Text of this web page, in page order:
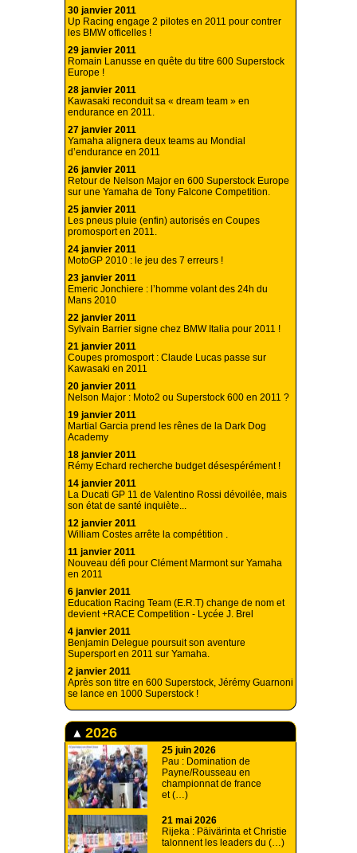
30 janvier 2011
Up Racing engage 2 pilotes en 2011 pour contrer
les BMW officelles !
29 janvier 2011
Romain Lanusse en quête du titre 600 Superstock
Europe !
28 janvier 2011
Kawasaki reconduit sa « dream team » en
endurance en 2011.
27 janvier 2011
Yamaha alignera deux teams au Mondial
d’endurance en 2011
26 janvier 2011
Retour de Nelson Major en 600 Superstock Europe
sur une Yamaha de Tony Falcone Competition.
25 janvier 2011
Les pneus pluie (enfin) autorisés en Coupes
promosport en 2011.
24 janvier 2011
MotoGP 2010 : le jeu des 7 erreurs !
23 janvier 2011
Emeric Jonchiere : l’homme volant des 24h du
Mans 2010
22 janvier 2011
Sylvain Barrier signe chez BMW Italia pour 2011 !
21 janvier 2011
Coupes promosport : Claude Lucas passe sur
Kawasaki en 2011
20 janvier 2011
Nelson Major : Moto2 ou Superstock 600 en 2011 ?
19 janvier 2011
Martial Garcia prend les rênes de la Dark Dog
Academy
18 janvier 2011
Rémy Echard recherche budget désespérément !
14 janvier 2011
La Ducati GP 11 de Valentino Rossi dévoilée, mais
son état de santé inquiète...
12 janvier 2011
William Costes arrête la compétition .
11 janvier 2011
Nouveau défi pour Clément Marmont sur Yamaha
en 2011
6 janvier 2011
Education Racing Team (E.R.T) change de nom et
devient +RACE Competition - Lycée J. Brel
4 janvier 2011
Benjamin Delegue poursuit son aventure
Supersport en 2011 sur Yamaha.
2 janvier 2011
Après son titre en 600 Superstock, Jérémy Guarnoni
se lance en 1000 Superstock !
2026
25 juin 2026
Pau : Domination de
Payne/Rousseau en
championnat de france
et (…)
21 mai 2026
Rijeka : Päivärinta et Christie
talonnent les leaders du (…)